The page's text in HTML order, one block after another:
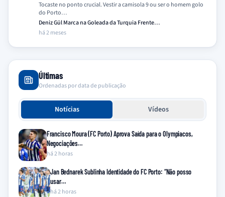
Tocaste no ponto crucial. Vestir a camisola 9 ou ser o homem golo
do Porto…
Deniz Gül Marca na Goleada da Turquia Frente…
há 2 meses
Últimas
Ordenadas por data de publicação
Notícias Vídeos
Francisco Moura (FC Porto) Aprova Saída para o Olympiacos,
Negociações…
há 2 horas
Jan Bednarek Sublinha Identidade do FC Porto: “Não posso
usar…
há 2 horas